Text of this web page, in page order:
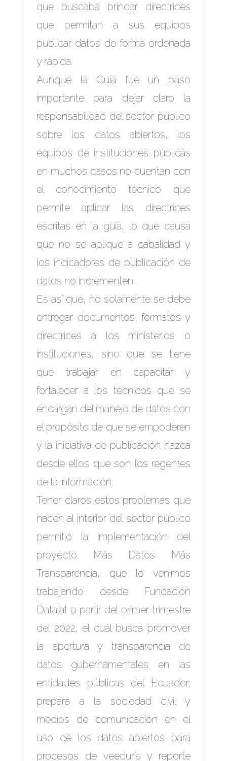
que buscaba brindar directrices
que permitan a sus equipos
publicar datos de forma ordenada
y rápida.
Aunque la Guía fue un paso
importante para dejar claro la
responsabilidad del sector público
sobre los datos abiertos, los
equipos de instituciones públicas
en muchos casos no cuentan con
el conocimiento técnico que
permite aplicar las directrices
escritas en la guía, lo que causa
que no se aplique a cabalidad y
los indicadores de publicación de
datos no incrementen.
Es así que, no solamente se debe
entregar documentos, formatos y
directrices a los ministerios o
instituciones, sino que se tiene
que trabajar en capacitar y
fortalecer a los técnicos que se
encargan del manejo de datos con
el propósito de que se empoderen
y la iniciativa de publicación nazca
desde ellos que son los regentes
de la información.
Tener claros estos problemas que
nacen al interior del sector público
permitió la implementación del
proyecto Más Datos Más
Transparencia, que lo venimos
trabajando desde Fundación
Datalat a partir del primer trimestre
del 2022, el cuál busca promover
la apertura y transparencia de
datos gubernamentales en las
entidades públicas del Ecuador;
prepara a la sociedad civil y
medios de comunicación en el
uso de los datos abiertos para
procesos de veeduría y reporte